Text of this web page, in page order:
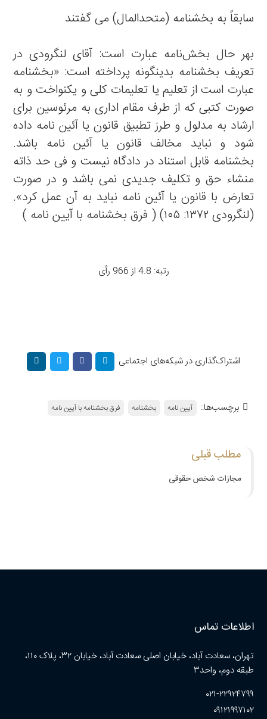
سابقاً به بخشنامه (متحدالمال) می گفتند
بهر حال بخش‌نامه عبارت است: آقای لنگرودی در
تعریف بخشنامه بدینگونه پرداخته است: «بخشنامه
عبارت است از تعلیم یا تعلیمات کلی و یکنواخت و به
صورت کتبی که از طرف مقام اداری به مرئوسین برای
ارشاد به مدلول و طرز تطبیق قانون یا آئین نامه داده
شود و نباید مخالف قانون یا آئین نامه باشد.
بخشنامه قابل استناد در دادگاه نیست و فی حد ذاته
منشاء حق و تکلیف جدیدی نمی باشد و در صورت
تعارض با قانون یا آئین نامه نباید به آن عمل کرد».
(لنگرودی ۱۳۷۲: ۱۰۵) ( فرق بخشنامه با آیین نامه )
رتبه: 4.8 از 966 رأی
اشتراک‌گذاری در شبکه‌های اجتماعی
برچسب‌ها:: آیین نامه بخشنامه فرق بخشنامه با آیین نامه
مطلب قبلی
مجازات شخص حقوقی
اطلاعات تماس
تهران، سعادت آباد، خیابان اصلی سعادت آباد، خیابان ۳۲، پلاک ۱۱۰،
طبقه دوم، واحد۳
۰۲۱-۲۲۹۲۴۷۹۹
۰۹۱۲۱۹۹۷۱۰۲